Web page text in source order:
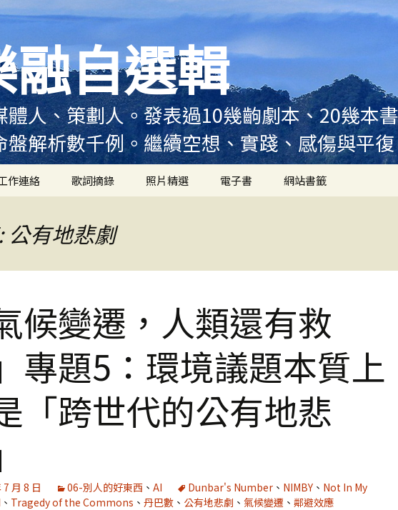
融自選輯
體人、策劃人。發表過10幾齣劇本、20幾本
盤解析數千例。繼續空想、實踐、感傷與平
劇
作連絡 歌詞摘錄 照片精選 電子書 網站書籤
公有地悲劇
候變遷，人類還有救
專題5：環境議題本質上
「跨世代的公有地悲
月 8 日 06-別人的好東西 、 AI Dunbar's Number 、 NIMBY 、 Not In My
、 Tragedy of the Commons 、 丹巴數 、 公有地悲劇 、 氣候變遷 、 鄰避效應